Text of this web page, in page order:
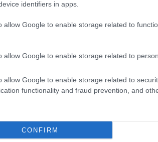
identifiers in apps.
allow Google to enable storage related to
allow Google to enable storage related to
allow Google to enable storage related to
functionality and fraud prevention, and
CONFIRM
εκεί τραγουδιστές και
Μόνο ο Σαββόπουλος;
τραγουδιστές, τώρα όλη η